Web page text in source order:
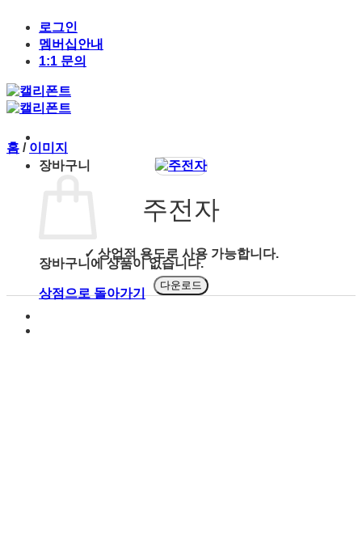
content
로그인
멤버십안내
1:1 문의
장바구니
장바구니에 상품이 없습니다.
상점으로 돌아가기
홈 / 이미지
주전자
✓ 상업적 용도로 사용 가능합니다.
다운로드